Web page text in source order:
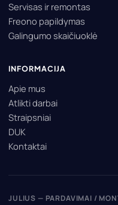
Servisas ir remontas
Freono papildymas
Galingumo skaičiuoklė
INFORMACIJA
Apie mus
Atlikti darbai
Straipsniai
DUK
Kontaktai
JULIUS — PARDAVIMAI /